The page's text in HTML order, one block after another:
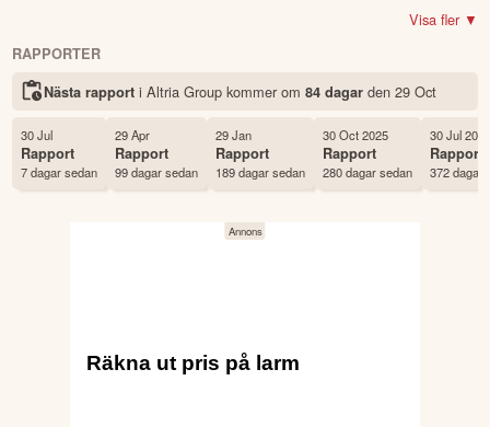
6.21%
Ticker
Land USA
Första handelsdag 31 May 1972
Visa fler ▼
RAPPORTER
Nästa rapport i Altria Group kommer om 84 dagarden 29 Oct
30 Jul
Rapport
7 dagar sedan
29 Apr
Rapport
99 dagar sedan
29 Jan
Rapport
189 dagar sedan
30 Oct 2025
Rapport
280 dagar sedan
30 Jul
Rapport
372 dagar